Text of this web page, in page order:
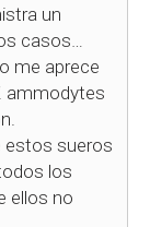
un
casos…
me aprece
ammodytes
estos sueros
los
ellos no